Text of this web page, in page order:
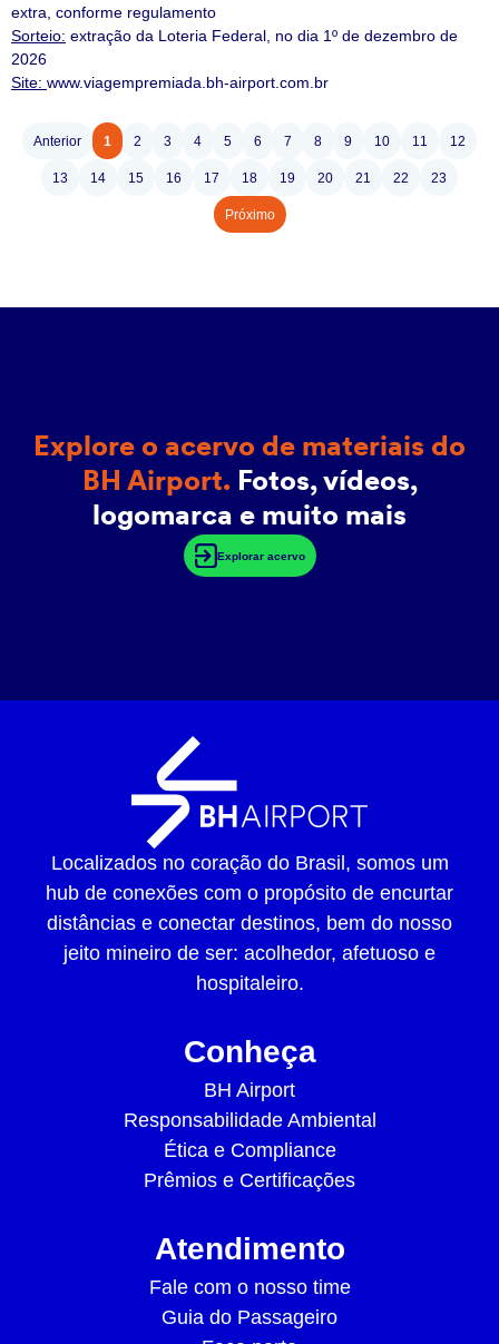
extra, conforme regulamento
Sorteio: extração da Loteria Federal, no dia 1º de dezembro de
2026
Site: www.viagempremiada.bh-airport.com.br
Anterior 1 2 3 4 5 6 7 8 9 10 11 12
13 14 15 16 17 18 19 20 21 22 23
Próximo
Explore o acervo de materiais do
BH Airport. Fotos, vídeos,
logomarca e muito mais
Explorar acervo
Localizados no coração do Brasil, somos um
hub de conexões com o propósito de encurtar
distâncias e conectar destinos, bem do nosso
jeito mineiro de ser: acolhedor, afetuoso e
hospitaleiro.
Conheça
BH Airport
Responsabilidade Ambiental
Ética e Compliance
Prêmios e Certificações
Atendimento
Fale com o nosso time
Guia do Passageiro